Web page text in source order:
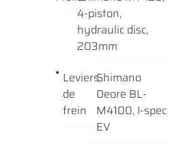
4-piston,
hydraulic disc,
203mm
Leviers
de
frein
Shimano
Deore BL-
M4100, I-spec
EV